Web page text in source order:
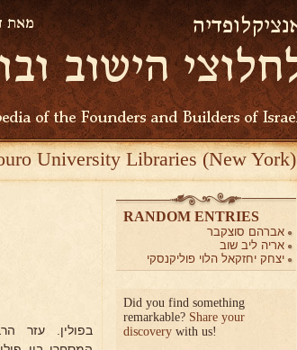
University Libraries (New York)
בפולין. עזר
RANDOM ENTRIES
אברהם סוצקבר
אריה ליב שוב
יצחק יחזקאל הלוי פוליקנסקי
Did you find something
remarkable? Share your
discovery with us!